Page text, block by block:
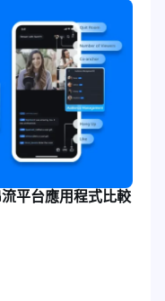
平台應用程式比較